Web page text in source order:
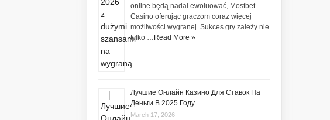
online będą nadal ewoluować, Mostbet
Casino oferując graczom coraz więcej
możliwości wygranej. Sukces gry zależy nie
tylko … Read More »
Лучшие Онлайн Казино Для Ставок На
Деньги В 2025 Году
March 17, 2026